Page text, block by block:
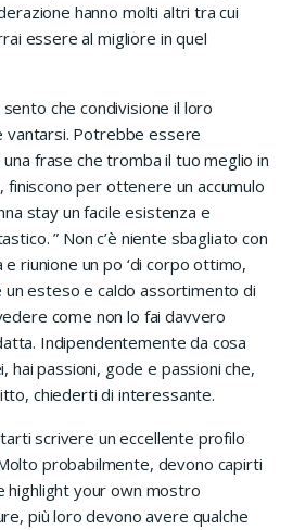
hanno molti altri tra cui
essere al migliore in quel
che condivisione il loro
vantarsi. Potrebbe essere
frase che tromba il tuo meglio in
per ottenere un accumulo
stay un facile esistenza e
” Non c’è niente sbagliato con
riunione un po ‘di corpo ottimo,
un esteso e caldo assortimento di
come non lo fai davvero
Indipendentemente da cosa
hai passioni, gode e passioni che,
chiederti di interessante.
scrivere un eccellente profilo
probabilmente, devono capirti
highlight your own mostro
più loro devono avere qualche